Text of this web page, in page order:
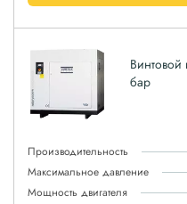
бар
Производительность
Максимальное давление
Мощность двигателя